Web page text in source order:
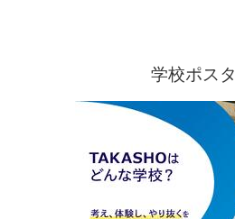
学校ポス